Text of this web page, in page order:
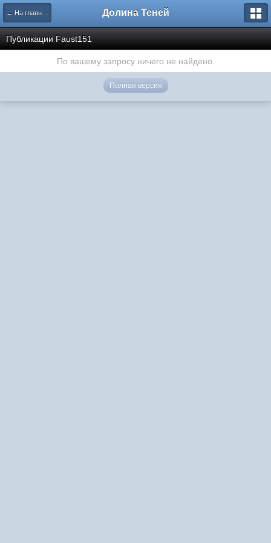
← На главную Долина Теней
Публикации Faust151
По вашему запросу ничего не найдено.
Полная версия